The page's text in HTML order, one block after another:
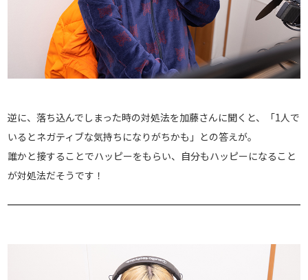
逆に、落ち込んでしまった時の対処法を加藤さんに聞くと、「1人で
いるとネガティブな気持ちになりがちかも」との答えが。
誰かと接することでハッピーをもらい、自分もハッピーになること
が対処法だそうです！